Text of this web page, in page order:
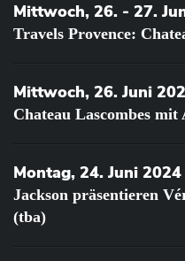
Mittwoch, 26. - 27.
Travels Provence:
Mittwoch, 26. Juni
Chateau Lascombes mit
Montag, 24. Juni 2024
Jackson präsentieren
(tba)